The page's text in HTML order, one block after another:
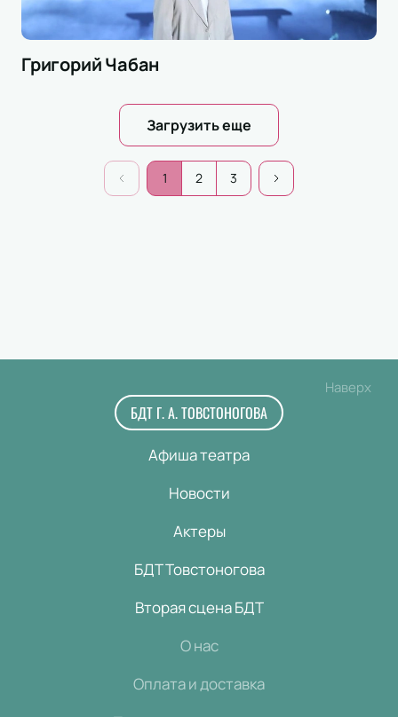
Григорий Чабан
Загрузить еще
1 2 3
Наверх
БДТ Г. А. ТОВСТОНОГОВА
Афиша театра
Новости
Актеры
БДТ Товстоногова
Вторая сцена БДТ
О нас
Оплата и доставка